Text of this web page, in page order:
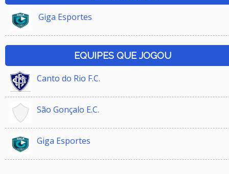
Giga Esportes
EQUIPES QUE JOGOU
Canto do Rio F.C.
São Gonçalo E.C.
Giga Esportes